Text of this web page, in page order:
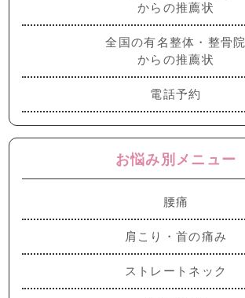
からの推薦状
全国の有名整体・整骨院
からの推薦状
電話予約
お悩み別メニュー
腰痛
肩こり・首の痛み
ストレートネック